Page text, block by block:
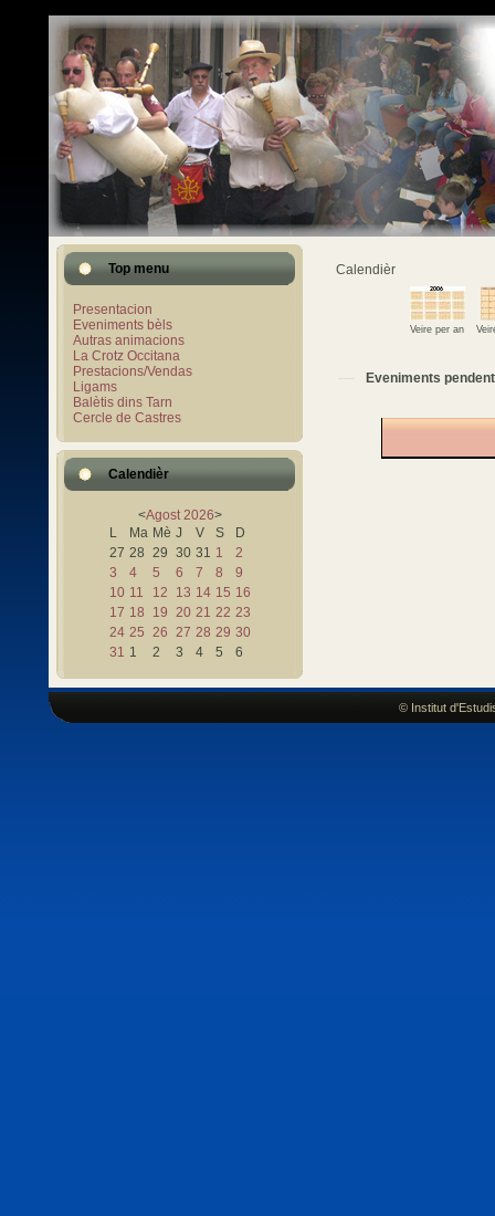
Top menu
Presentacion
Eveniments bèls
Autras animacions
La Crotz Occitana
Prestacions/Vendas
Ligams
Balètis dins Tarn
Cercle de Castres
Calendièr
<Agost 2026>
L
Ma Mè J V S
D
27 28 29 30 31 1
2
3
4 5 6 7 8
9
10 11 12 13 14 15 16
17 18 19 20 21 22 23
24 25 26 27 28 29 30
31 1 2 3 4 5 6
Calendièr
Veire per an
Eveniments pendent
© Institut